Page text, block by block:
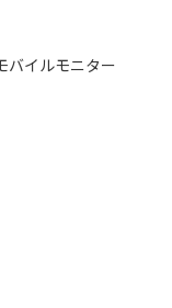
バイルモニター